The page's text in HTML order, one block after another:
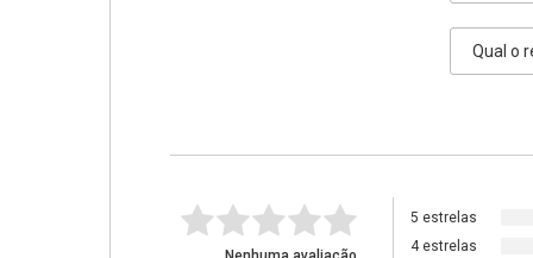
5 estrelas
4 estrelas